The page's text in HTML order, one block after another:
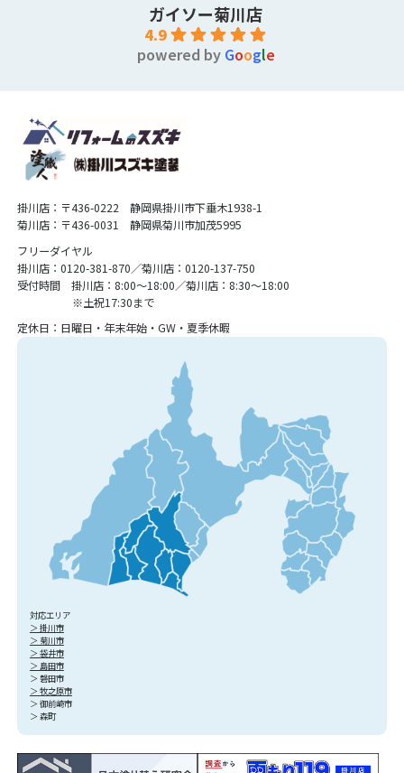
ガイソー菊川店
4.9
powered by Google
掛川店：〒436-0222 静岡県掛川市下垂木1938-1
菊川店：〒436-0031 静岡県菊川市加茂5995
フリーダイヤル
掛川店：0120-381-870／菊川店：0120-137-750
受付時間 掛川店：8:00〜18:00／菊川店：8:30〜18:00
※土祝17:30まで
定休日：日曜日・年末年始・GW・夏季休暇
対応エリア
＞ 掛川市
＞ 菊川市
＞ 袋井市
＞ 島田市
＞ 磐田市
＞ 牧之原市
＞ 御前崎市
＞ 森町